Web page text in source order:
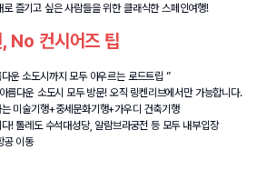
즐기고 싶은 사람들을 위한 클래식한 스페인여행!
No 컨시어즈 팁
운 소도시까지 모두 아우르는 로드트립 ”
름다운 소도시 모두 방문! 오직 링켄리브에서만 가능합니다.
미술기행+중세문화기행+가우디 건축기행
! 톨레도 수석대성당, 알람브라궁전 등 모두 내부입장
공 이동